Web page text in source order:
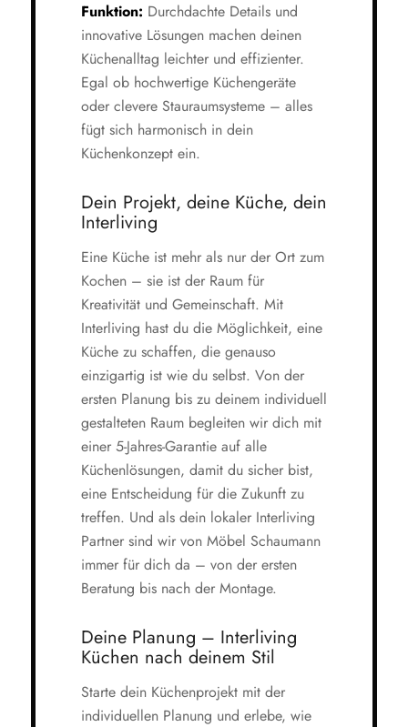
Funktion: Durchdachte Details und
innovative Lösungen machen deinen
Küchenalltag leichter und effizienter.
Egal ob hochwertige Küchengeräte
oder clevere Stauraumsysteme – alles
fügt sich harmonisch in dein
Küchenkonzept ein.
Dein Projekt, deine Küche, dein
Interliving
Eine Küche ist mehr als nur der Ort zum
Kochen – sie ist der Raum für
Kreativität und Gemeinschaft. Mit
Interliving hast du die Möglichkeit, eine
Küche zu schaffen, die genauso
einzigartig ist wie du selbst. Von der
ersten Planung bis zu deinem individuell
gestalteten Raum begleiten wir dich mit
einer 5-Jahres-Garantie auf alle
Küchenlösungen, damit du sicher bist,
eine Entscheidung für die Zukunft zu
treffen. Und als dein lokaler Interliving
Partner sind wir von Möbel Schaumann
immer für dich da – von der ersten
Beratung bis nach der Montage.
Deine Planung – Interliving
Küchen nach deinem Stil
Starte dein Küchenprojekt mit der
individuellen Planung und erlebe, wie